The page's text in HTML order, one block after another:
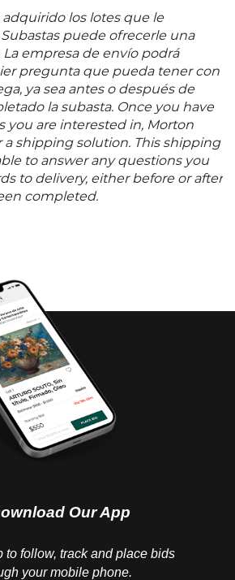
adquirido los lotes que le
puede ofrecerle una
empresa de envío podrá
pregunta que pueda tener con
ya sea antes o después de
la subasta. Once you have
you are interested in, Morton
a shipping solution. This shipping
to answer any questions you
to delivery, either before or after
completed.
Our App
to follow, track and place bids
your mobile phone.